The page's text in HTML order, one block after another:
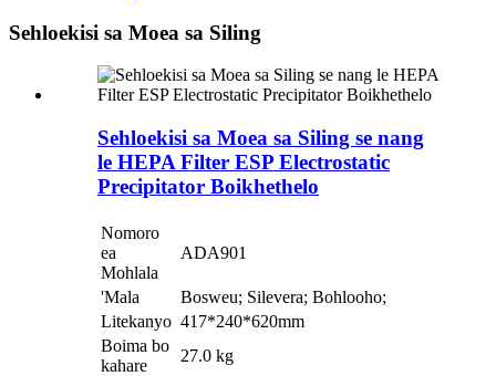
Sehloekisi sa Moea sa Siling
Sehloekisi sa Moea sa Siling se nang
le HEPA Filter ESP Electrostatic
Precipitator Boikhethelo
Nomoro
ea
Mohlala
ADA901
'Mala
Bosweu; Silevera; Bohlooho;
Litekanyo 417*240*620mm
Boima bo
kahare
27.0 kg